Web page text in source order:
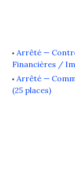
Arrêté —
Financières /
Arrêté —
(25 places)